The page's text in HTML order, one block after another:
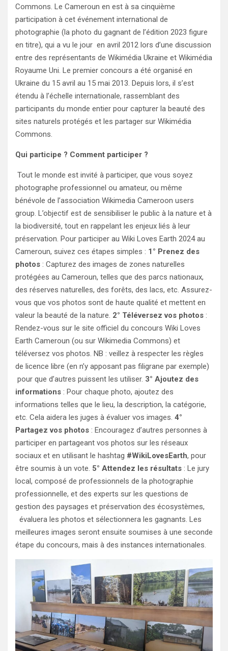
Commons. Le Cameroun en est à sa cinquième
participation à cet événement international de
photographie (la photo du gagnant de l’édition 2023 figure
en titre), qui a vu le jour en avril 2012 lors d’une discussion
entre des représentants de Wikimédia Ukraine et Wikimédia
Royaume Uni. Le premier concours a été organisé en
Ukraine du 15 avril au 15 mai 2013. Depuis lors, il s’est
étendu à l’échelle internationale, rassemblant des
participants du monde entier pour capturer la beauté des
sites naturels protégés et les partager sur Wikimédia
Commons.
Qui participe ? Comment participer ?
Tout le monde est invité à participer, que vous soyez
photographe professionnel ou amateur, ou même
bénévole de l’association Wikimedia Cameroon users
group. L’objectif est de sensibiliser le public à la nature et à
la biodiversité, tout en rappelant les enjeux liés à leur
préservation. Pour participer au Wiki Loves Earth 2024 au
Cameroun, suivez ces étapes simples : 1° Prenez des
photos : Capturez des images de zones naturelles
protégées au Cameroun, telles que des parcs nationaux,
des réserves naturelles, des forêts, des lacs, etc. Assurez-
vous que vos photos sont de haute qualité et mettent en
valeur la beauté de la nature. 2° Téléversez vos photos :
Rendez-vous sur le site officiel du concours Wiki Loves
Earth Cameroun (ou sur Wikimedia Commons) et
téléversez vos photos. NB : veillez à respecter les règles
de licence libre (en n’y apposant pas filigrane par exemple)
pour que d’autres puissent les utiliser. 3° Ajoutez des
informations : Pour chaque photo, ajoutez des
informations telles que le lieu, la description, la catégorie,
etc. Cela aidera les juges à évaluer vos images. 4°
Partagez vos photos : Encouragez d’autres personnes à
participer en partageant vos photos sur les réseaux
sociaux et en utilisant le hashtag #WikiLovesEarth, pour
être soumis à un vote. 5° Attendez les résultats : Le jury
local, composé de professionnels de la photographie
professionnelle, et des experts sur les questions de
gestion des paysages et préservation des écosystèmes,
évaluera les photos et sélectionnera les gagnants. Les
meilleures images seront ensuite soumises à une seconde
étape du concours, mais à des instances internationales.